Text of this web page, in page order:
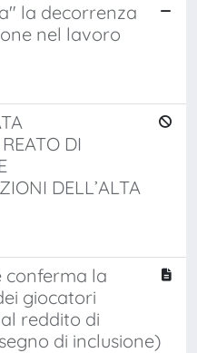
la decorrenza
nel lavoro
DI
DELL’ALTA
conferma la
giocatori
reddito di
di inclusione)